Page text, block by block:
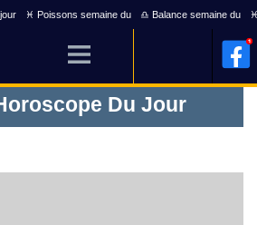
♓ Poissons semaine du ♎ Balance semaine du
Du Jour